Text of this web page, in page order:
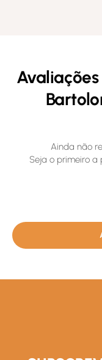
Ainda não
Seja o primeiro a